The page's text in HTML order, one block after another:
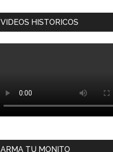
VIDEOS HISTORICOS
ARMA TU MONITO